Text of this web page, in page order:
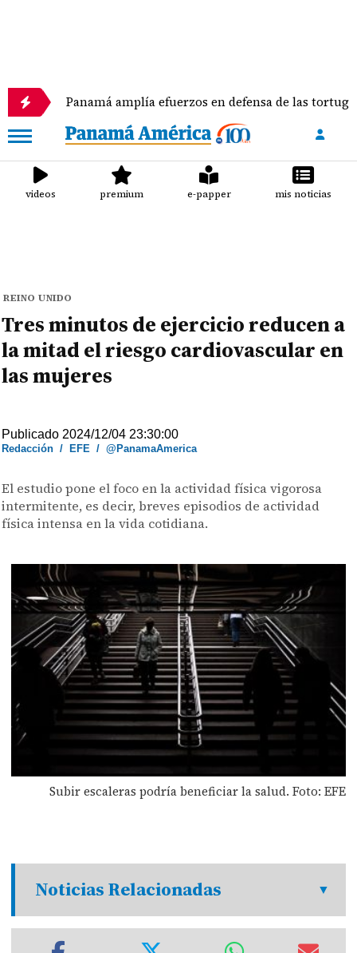
Panamá amplía efuerzos en defensa de las tortugas marinas
videos premium e-papper mis noticias
REINO UNIDO
Tres minutos de ejercicio reducen a
la mitad el riesgo cardiovascular en
las mujeres
Publicado 2024/12/04 23:30:00
Redacción / EFE /@PanamaAmerica
El estudio pone el foco en la actividad física vigorosa
intermitente, es decir, breves episodios de actividad
física intensa en la vida cotidiana.
Subir escaleras podría beneficiar la salud. Foto: EFE
Noticias Relacionadas